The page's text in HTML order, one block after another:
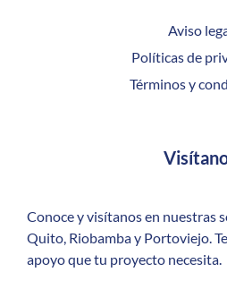
Aviso
Políticas de
Términos y
Conoce y visítanos en nuestras
Quito, Riobamba y Portoviejo.
apoyo que tu proyecto necesita.